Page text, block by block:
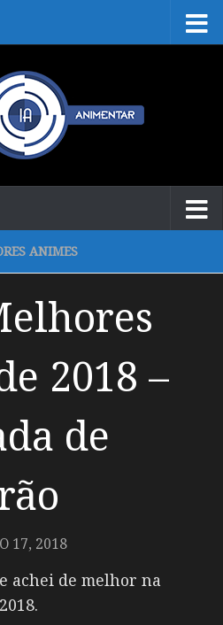
ANIMES
2018 –
de
17, 2018
achei de melhor na